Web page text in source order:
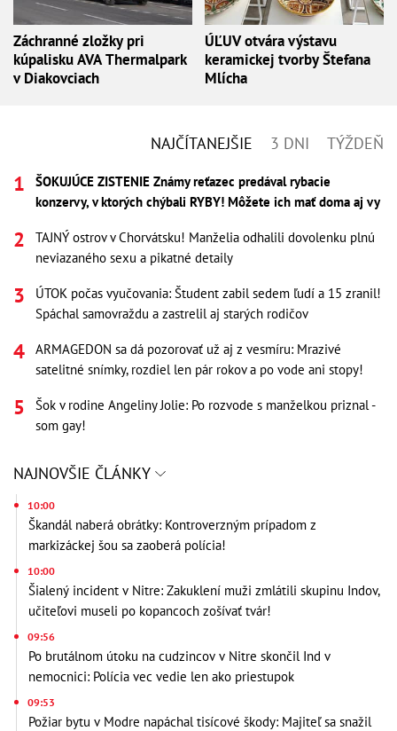
Záchranné zložky pri
kúpalisku AVA Thermalpark
v Diakovciach
ÚĽUV otvára výstavu
keramickej tvorby Štefana
Mlícha
NAJČÍTANEJŠIE 3 DNI TÝŽDEŇ
ŠOKUJÚCE ZISTENIE Známy reťazec predával rybacie
konzervy, v ktorých chýbali RYBY! Môžete ich mať doma aj vy
TAJNÝ ostrov v Chorvátsku! Manželia odhalili dovolenku plnú
neviazaného sexu a pikatné detaily
ÚTOK počas vyučovania: Študent zabil sedem ľudí a 15 zranil!
Spáchal samovraždu a zastrelil aj starých rodičov
ARMAGEDON sa dá pozorovať už aj z vesmíru: Mrazivé
satelitné snímky, rozdiel len pár rokov a po vode ani stopy!
Šok v rodine Angeliny Jolie: Po rozvode s manželkou priznal -
som gay!
NAJNOVŠIE ČLÁNKY
10:00
Škandál naberá obrátky: Kontroverzným prípadom z
markizáckej šou sa zaoberá polícia!
10:00
Šialený incident v Nitre: Zakuklení muži zmlátili skupinu Indov,
učiteľovi museli po kopancoch zošívať tvár!
09:56
Po brutálnom útoku na cudzincov v Nitre skončil Ind v
nemocnici: Polícia vec vedie len ako priestupok
09:53
Požiar bytu v Modre napáchal tisícové škody: Majiteľ sa snažil